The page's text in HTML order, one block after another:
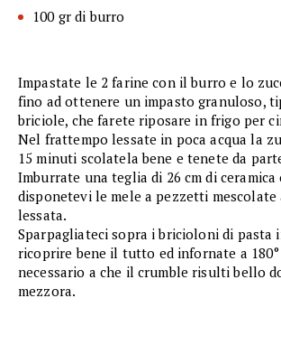
100 gr di burro
Impastate le 2 farine con il burro e lo
fino ad ottenere un impasto granuloso,
briciole, che farete riposare in frigo per
Nel frattempo lessate in poca acqua la
15 minuti scolatela bene e tenete da
Imburrate una teglia di 26 cm di ceramica
disponetevi le mele a pezzetti mescolate
lessata.
Sparpagliateci sopra i bricioloni di pasta
ricoprire bene il tutto ed infornate a
necessario a che il crumble risulti bello
mezzora.